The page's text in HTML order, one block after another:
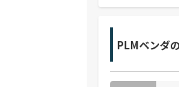
PLMベンダ